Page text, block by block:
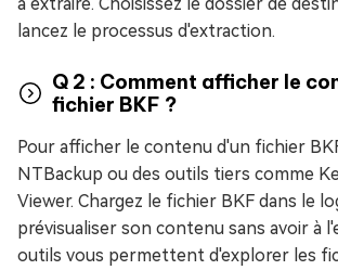
lancez le processus d'extraction.
Q 2 : Comment afficher le
fichier BKF ?
Pour afficher le contenu d'un fichier
NTBackup ou des outils tiers comme
Viewer. Chargez le fichier BKF dans le
prévisualiser son contenu sans avoir à
outils vous permettent d'explorer les